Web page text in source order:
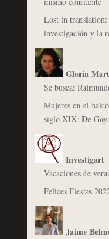
Lost in
investigación y la
Gloria
Se busca:
Mujeres en el
siglo XIX: De
Investigart
Vacaciones de
Felices Fiestas
Jaime